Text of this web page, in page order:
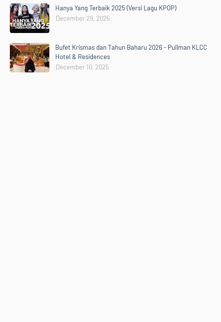
Hanya Yang Terbaik 2025 (Versi Lagu KPOP)
December 29, 2025
Bufet Krismas dan Tahun Baharu 2026 - Pullman KLCC
Hotel & Residences
December 10, 2025